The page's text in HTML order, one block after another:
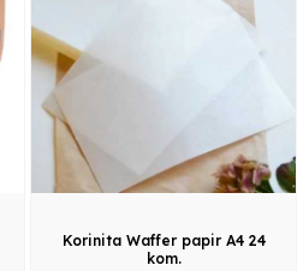
Korinita Waffer papir A4 24
kom.